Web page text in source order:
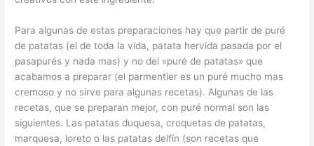
Para algunas de estas preparaciones hay que partir de puré
de patatas (el de toda la vida, patata hervida pasada por el
pasapurés y nada mas) y no del «puré de patatas» que
acabamos a preparar (el parmentier es un puré mucho mas
cremoso y no sirve para algunas recetas). Algunas de las
recetas, que se preparan mejor, con puré normal son las
siguientes. Las patatas duquesa, croquetas de patatas,
marquesa, loreto o las patatas delfín (son recetas que